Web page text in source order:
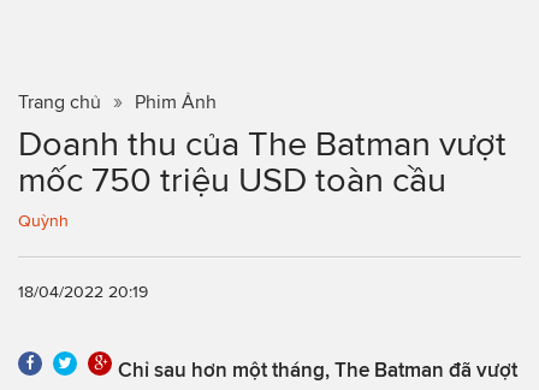
Trang chủ Phim Ảnh
Doanh thu của The Batman vượt
mốc 750 triệu USD toàn cầu
Quỳnh
18/04/2022 20:19
Chỉ sau hơn một tháng, The Batman đã vượt